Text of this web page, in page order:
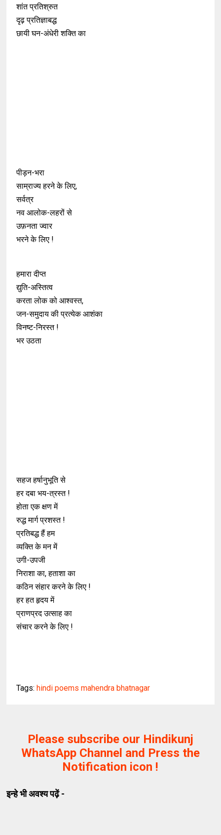
शांत प्रतिश्रुत
दृढ़ प्रतिज्ञाबद्ध
छायी घन-अंधेरी शक्ति का
पीड़न-भरा
साम्राज्य हरने के लिए,
सर्वत्र
नव आलोक-लहरों से
उफ़नता ज्वार
भरने के लिए !
हमारा दीप्त
द्युति-अस्तित्व
करता लोक को आश्वस्त,
जन-समुदाय की प्रत्येक आशंका
विनष्ट-निरस्त !
भर उठता
सहज हर्षानुभूति से
हर दबा भय-त्रस्त !
होता एक क्षण में
रुद्ध मार्ग प्रशस्त !
प्रतिबद्ध हैं हम
व्यक्ति के मन में
उगी-उपजी
निराशा का, हताशा का
कठिन संहार करने के लिए !
हर हत हृदय में
प्राणप्रद उत्साह का
संचार करने के लिए !
Tags:hindi poems mahendra bhatnagar
Please subscribe our Hindikunj
WhatsApp Channel and Press the
Notification icon !
इन्हे भी अवश्य पढ़ें -